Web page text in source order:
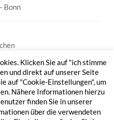
Bonn
Klicken Sie auf "ich stimme
und direkt auf unserer Seite
auf "Cookie-Einstellungen", um
Nähere Informationen hierzu
finden Sie in unserer
über die verwendeten